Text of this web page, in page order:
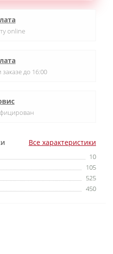
Все характеристики
10
105
525
450
online
до 16:00